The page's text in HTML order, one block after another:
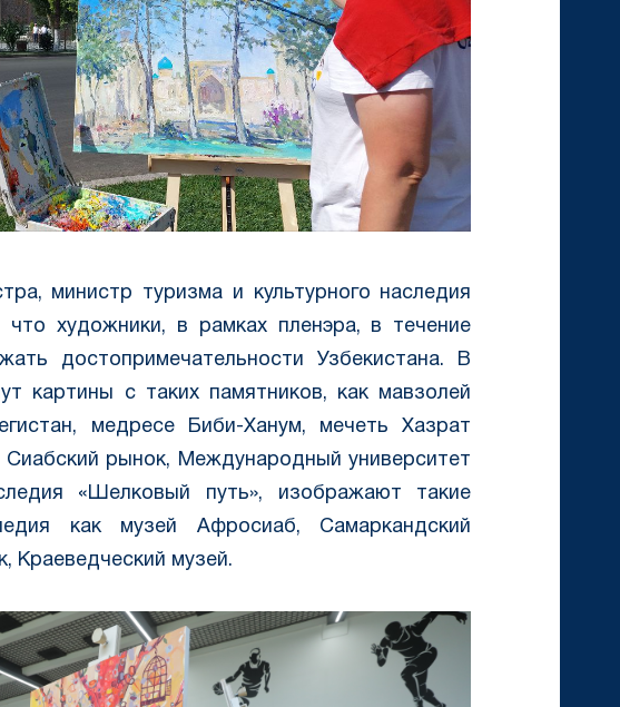
министр туризма и культурного наследия
художники, в рамках пленэра, в течение
достопримечательности Узбекистана. В
картины с таких памятников, как мавзолей
медресе Биби-Ханум, мечеть Хазрат
рынок, Международный университет
«Шелковый путь», изображают такие
как музей Афросиаб, Самаркандский
Краеведческий музей.